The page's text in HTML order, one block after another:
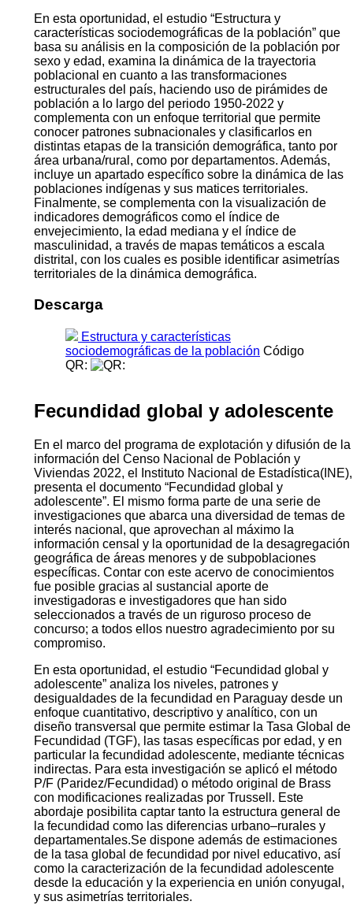
En esta oportunidad, el estudio “Estructura y
características sociodemográficas de la población” que
basa su análisis en la composición de la población por
sexo y edad, examina la dinámica de la trayectoria
poblacional en cuanto a las transformaciones
estructurales del país, haciendo uso de pirámides de
población a lo largo del periodo 1950-2022 y
complementa con un enfoque territorial que permite
conocer patrones subnacionales y clasificarlos en
distintas etapas de la transición demográfica, tanto por
área urbana/rural, como por departamentos. Además,
incluye un apartado específico sobre la dinámica de las
poblaciones indígenas y sus matices territoriales.
Finalmente, se complementa con la visualización de
indicadores demográficos como el índice de
envejecimiento, la edad mediana y el índice de
masculinidad, a través de mapas temáticos a escala
distrital, con los cuales es posible identificar asimetrías
territoriales de la dinámica demográfica.
Descarga
Estructura y características
sociodemográficas de la población Código
QR:
Fecundidad global y adolescente
En el marco del programa de explotación y difusión de la
información del Censo Nacional de Población y
Viviendas 2022, el Instituto Nacional de Estadística(INE),
presenta el documento “Fecundidad global y
adolescente”. El mismo forma parte de una serie de
investigaciones que abarca una diversidad de temas de
interés nacional, que aprovechan al máximo la
información censal y la oportunidad de la desagregación
geográfica de áreas menores y de subpoblaciones
específicas. Contar con este acervo de conocimientos
fue posible gracias al sustancial aporte de
investigadoras e investigadores que han sido
seleccionados a través de un riguroso proceso de
concurso; a todos ellos nuestro agradecimiento por su
compromiso.
En esta oportunidad, el estudio “Fecundidad global y
adolescente” analiza los niveles, patrones y
desigualdades de la fecundidad en Paraguay desde un
enfoque cuantitativo, descriptivo y analítico, con un
diseño transversal que permite estimar la Tasa Global de
Fecundidad (TGF), las tasas específicas por edad, y en
particular la fecundidad adolescente, mediante técnicas
indirectas. Para esta investigación se aplicó el método
P/F (Paridez/Fecundidad) o método original de Brass
con modificaciones realizadas por Trussell. Este
abordaje posibilita captar tanto la estructura general de
la fecundidad como las diferencias urbano–rurales y
departamentales.Se dispone además de estimaciones
de la tasa global de fecundidad por nivel educativo, así
como la caracterización de la fecundidad adolescente
desde la educación y la experiencia en unión conyugal,
y sus asimetrías territoriales.